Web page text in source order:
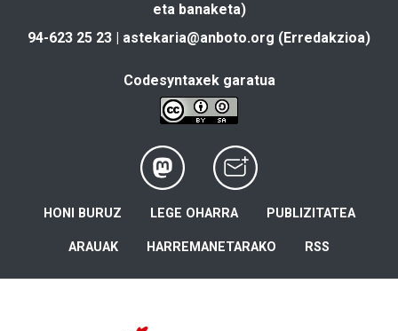
eta banaketa)
94-623 25 23 | astekaria@anboto.org (Erredakzioa)
Codesyntaxek garatua
HONI BURUZ LEGE OHARRA PUBLIZITATEA
ARAUAK HARREMANETARAKO RSS